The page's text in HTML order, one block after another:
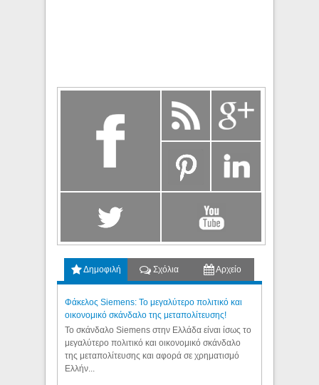
Δημοφιλή Σχόλια Αρχείο
Φάκελος Siemens: Το μεγαλύτερο πολιτικό και
οικονομικό σκάνδαλο της μεταπολίτευσης!
Το σκάνδαλο Siemens στην Ελλάδα είναι ίσως το
μεγαλύτερο πολιτικό και οικονομικό σκάνδαλο
της μεταπολίτευσης και αφορά σε χρηματισμό
Ελλήν...